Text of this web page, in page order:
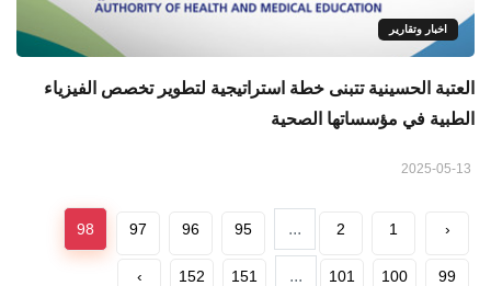
اخبار وتقارير
العتبة الحسينية تتبنى خطة استراتيجية لتطوير تخصص الفيزياء
الطبية في مؤسساتها الصحية
‹
1
2
...
95
96
97
98
99
100
101
...
151
152
›